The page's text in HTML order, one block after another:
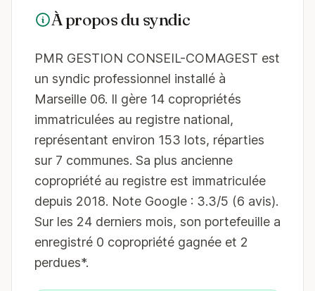
À propos du syndic
PMR GESTION CONSEIL-COMAGEST est
un syndic professionnel installé à
Marseille 06. Il gère 14 copropriétés
immatriculées au registre national,
représentant environ 153 lots, réparties
sur 7 communes. Sa plus ancienne
copropriété au registre est immatriculée
depuis 2018. Note Google : 3.3/5 (6 avis).
Sur les 24 derniers mois, son portefeuille a
enregistré 0 copropriété gagnée et 2
perdues*.